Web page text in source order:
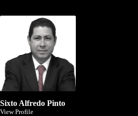
Sixto Alfredo Pinto
View Profile